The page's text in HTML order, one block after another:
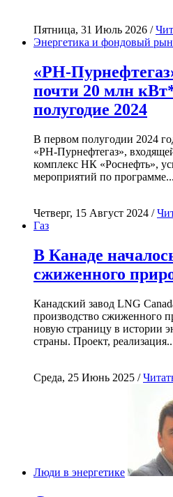
Пятница, 31 Июль 2026 /
Энергетика и фондовый
«РН-
почти 20 млн
полугодие 2024
В первом полугодии 2024
«РН-Пурнефтегаз»,
комплекс НК «Роснефть»,
мероприятий по программе...
Четверг, 15 Август 2024 /
Газ
В Канаде
сжиженного
Канадский завод LNG
производство сжиженного
новую страницу в истории
страны. Проект,
Среда, 25 Июнь 2025 /
Люди в энергетике